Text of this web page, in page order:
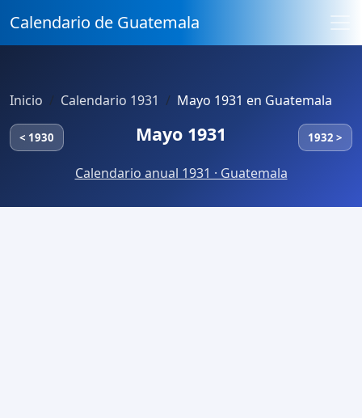
Calendario de Guatemala
Inicio Calendario 1931 Mayo 1931 en Guatemala
< 1930 Mayo 1931 1932 >
Calendario anual 1931 · Guatemala